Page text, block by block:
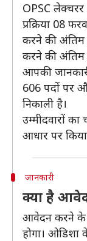
OPSC
प्रक्रिया 08
करने की अंतिम
करने की अंतिम
आपकी
606 पदों पर
निकाली है।
उम्मीदवारों
आधार पर किया
जानकारी
क्या है
आवेदन करने के
होगा।